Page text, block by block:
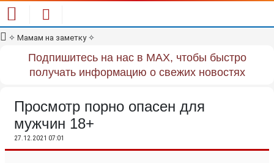
✧ Мамам на заметку✧
Подпишитесь на нас в MAX, чтобы быстро
получать информацию о свежих новостях
Просмотр порно опасен для
мужчин 18+
27.12.2021 07:01